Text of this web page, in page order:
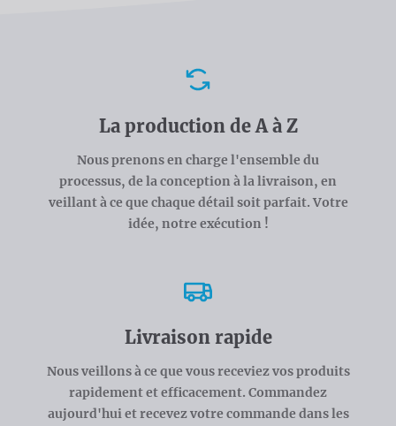
La production de A à Z
Nous prenons en charge l'ensemble du
processus, de la conception à la livraison, en
veillant à ce que chaque détail soit parfait. Votre
idée, notre exécution !
Livraison rapide
Nous veillons à ce que vous receviez vos produits
rapidement et efficacement. Commandez
aujourd'hui et recevez votre commande dans les